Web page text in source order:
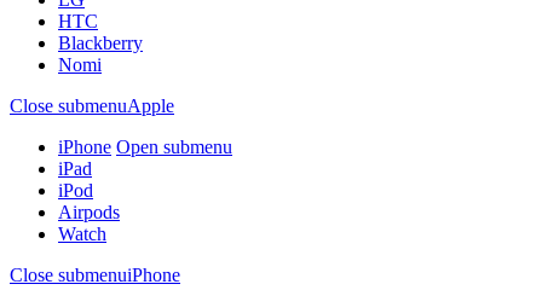
HTC
Blackberry
Nomi
Close submenuApple
iPhone Open submenu
iPad
iPod
Airpods
Watch
Close submenuiPhone